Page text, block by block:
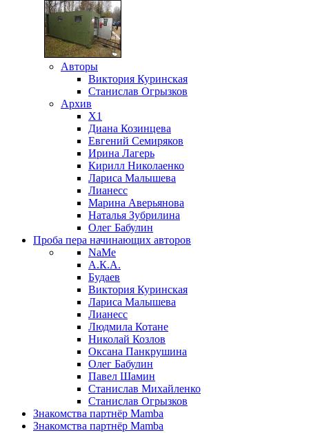
Авторы
Виктория Куринская
Станислав Огрызков
Архив
X1
Диана Козинцева
Евгений Семиряков
Ирина Лагерь
Кирилл Николаенко
Лариса Малышева
Лианесс
Марина Аверьянова
Наталья Зубрилина
Олег Бабулин
Проба пера начинающих авторов
NaMe
А.К.А.
Будаев
Виктория Куринская
Лариса Малышева
Лианесс
Людмила Котане
Николай Козлов
Оксана Панкрушина
Олег Бабулин
Павел Шамин
Станислав Михайленко
Станислав Огрызков
Знакомства партнёр Mamba
Знакомства партнёр Mamba